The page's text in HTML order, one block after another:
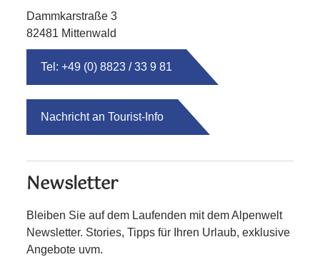
Dammkarstraße 3
82481 Mittenwald
Tel: +49 (0) 8823 / 33 9 81
Nachricht an Tourist-Info
Newsletter
Bleiben Sie auf dem Laufenden mit dem Alpenwelt
Newsletter. Stories, Tipps für Ihren Urlaub, exklusive
Angebote uvm.